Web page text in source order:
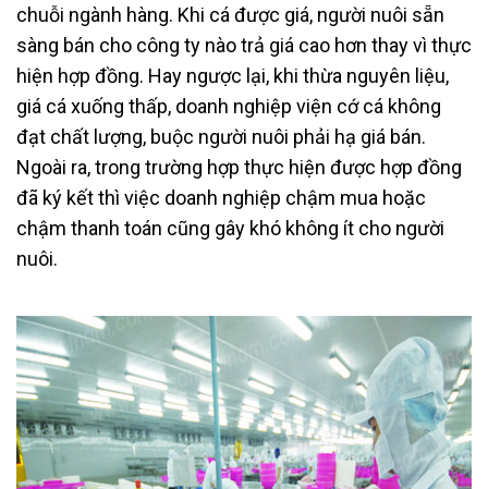
chuỗi ngành hàng. Khi cá được giá, người nuôi sẵn
sàng bán cho công ty nào trả giá cao hơn thay vì thực
hiện hợp đồng. Hay ngược lại, khi thừa nguyên liệu,
giá cá xuống thấp, doanh nghiệp viện cớ cá không
đạt chất lượng, buộc người nuôi phải hạ giá bán.
Ngoài ra, trong trường hợp thực hiện được hợp đồng
đã ký kết thì việc doanh nghiệp chậm mua hoặc
chậm thanh toán cũng gây khó không ít cho người
nuôi.